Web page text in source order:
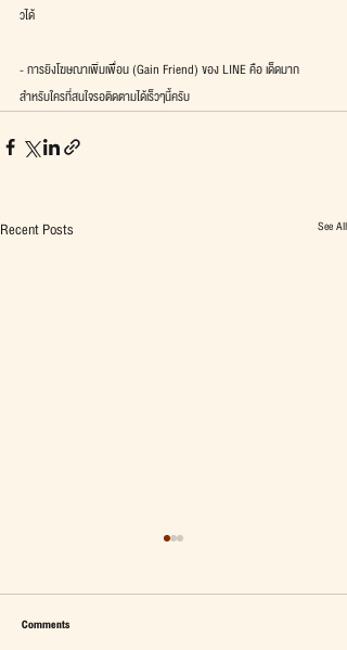
วได้
- การยิงโฆษณาเพิ่มเพื่อน (Gain Friend) ของ LINE คือ เด็ดมาก
สำหรับใครที่สนใจรอติดตามได้เร็วๆนี้ครับ
Recent Posts See All
Comments